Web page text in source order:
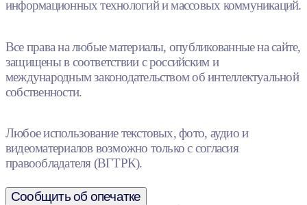
информационных технологий и массовых коммуникаций.
Все права на любые материалы, опубликованные на сайте,
защищены в соответствии с российским и
международным законодательством об интеллектуальной
собственности.
Любое использование текстовых, фото, аудио и
видеоматериалов возможно только с согласия
правообладателя (ВГТРК).
Сообщить об опечатке